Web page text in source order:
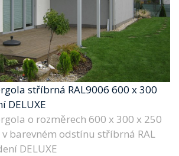
stříbrná RAL9006 600 x 300
DELUXE
o rozměrech 600 x 300 x 250
v barevném odstínu stříbrná RAL
DELUXE